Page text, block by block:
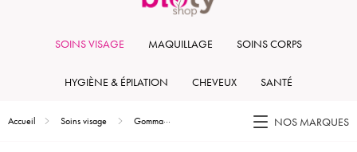
SOINS VISAGE MAQUILLAGE SOINS CORPS
HYGIÈNE & ÉPILATION CHEVEUX SANTÉ
Accueil Soins visage Gommages & Masques Masque d'argile rouge -
NOS MARQUES